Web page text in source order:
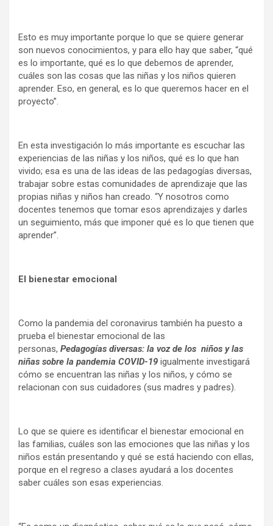
Esto es muy importante porque lo que se quiere generar
son nuevos conocimientos, y para ello hay que saber, “qué
es lo importante, qué es lo que debemos de aprender,
cuáles son las cosas que las niñas y los niños quieren
aprender. Eso, en general, es lo que queremos hacer en el
proyecto”.
En esta investigación lo más importante es escuchar las
experiencias de las niñas y los niños, qué es lo que han
vivido; esa es una de las ideas de las pedagogías diversas,
trabajar sobre estas comunidades de aprendizaje que las
propias niñas y niños han creado. “Y nosotros como
docentes tenemos que tomar esos aprendizajes y darles
un seguimiento, más que imponer qué es lo que tienen que
aprender”.
El bienestar emocional
Como la pandemia del coronavirus también ha puesto a
prueba el bienestar emocional de las
personas, Pedagogías diversas: la voz de los niños y las
niñas sobre la pandemia COVID-19 igualmente investigará
cómo se encuentran las niñas y los niños, y cómo se
relacionan con sus cuidadores (sus madres y padres).
Lo que se quiere es identificar el bienestar emocional en
las familias, cuáles son las emociones que las niñas y los
niños están presentando y qué se está haciendo con ellas,
porque en el regreso a clases ayudará a los docentes
saber cuáles son esas experiencias.